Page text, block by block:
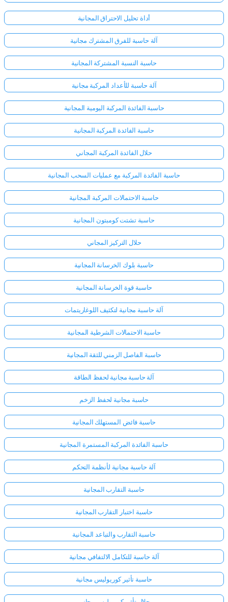
أداة تحليل الاحتراق المجانية
آلة حاسبة للفرق المشترك مجانية
حاسبة النسبة المشتركة المجانية
آلة حاسبة للأعداد المركبة مجانية
حاسبة الفائدة المركبة اليومية المجانية
حاسبة الفائدة المركبة المجانية
حلال الفائدة المركبة المجاني
حاسبة الفائدة المركبة مع عمليات السحب المجانية
حاسبة الاحتمالات المركبة المجانية
حاسبة تشتت كومبتون المجانية
حلال التركيز المجاني
حاسبة بلوك الخرسانة المجانية
حاسبة قوة الخرسانة المجانية
آلة حاسبة مجانية لتكثيف اللوغاريتمات
حاسبة الاحتمالات الشرطية المجانية
حاسبة الفاصل الزمني للثقة المجانية
آلة حاسبة مجانية لحفظ الطاقة
حاسبة مجانية لحفظ الزخم
حاسبة فائض المستهلك المجانية
حاسبة الفائدة المركبة المستمرة المجانية
آلة حاسبة مجانية لأنظمة التحكم
حاسبة التقارب المجانية
حاسبة اختبار التقارب المجانية
حاسبة التقارب والتباعد المجانية
آلة حاسبة للتكامل الالتفافي مجانية
حاسبة تأثير كوريوليس مجانية